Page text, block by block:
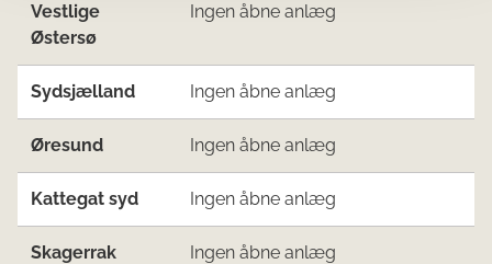
Vestlige
Østersø
Ingen åbne anlæg
Sydsjælland Ingen åbne anlæg
Øresund Ingen åbne anlæg
Kattegat syd Ingen åbne anlæg
Skagerrak Ingen åbne anlæg